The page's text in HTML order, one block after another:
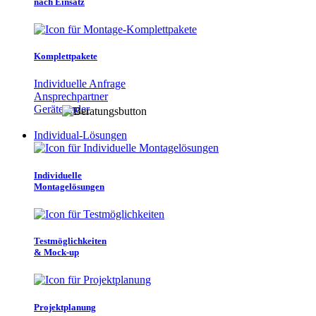
Komplettpakete
Individuelle Anfrage
Ansprechpartner
Gerätefinder
Individual-Lösungen
Individuelle
Montagelösungen
Testmöglichkeiten
& Mock-up
Projektplanung